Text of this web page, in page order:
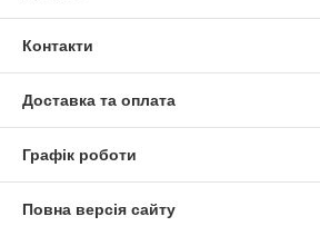
Контакти
Доставка та оплата
Графік роботи
Повна версія сайту